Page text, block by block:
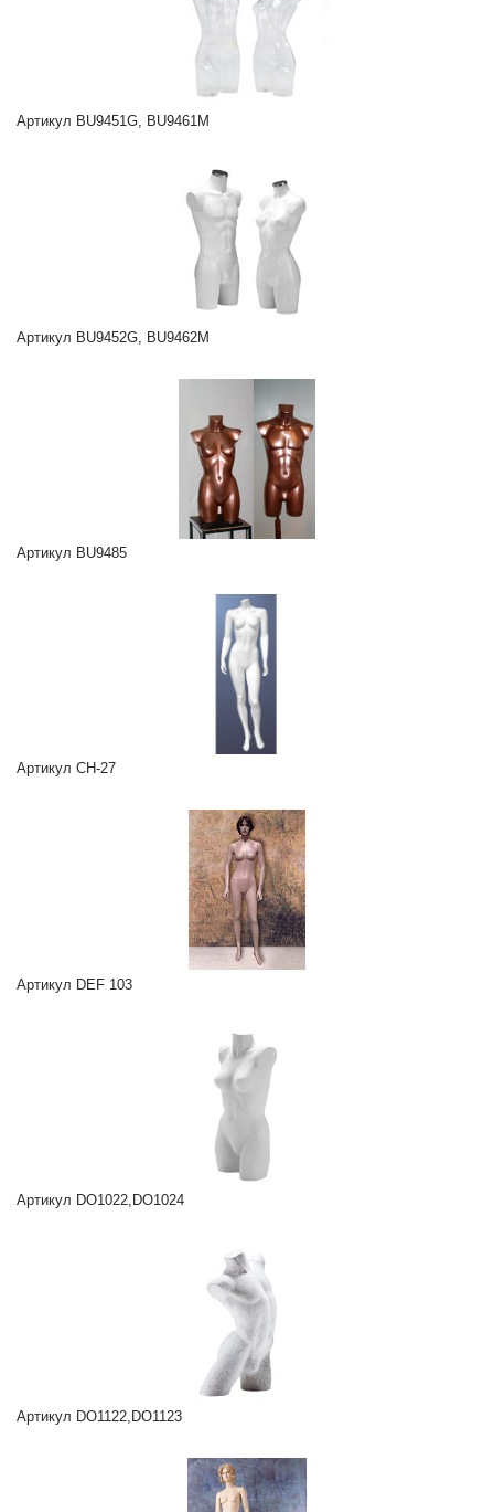
Артикул BU9451G, BU9461M
Артикул BU9452G, BU9462M
Артикул BU9485
Артикул CH-27
Артикул DEF 103
Артикул DO1022,DO1024
Артикул DO1122,DO1123